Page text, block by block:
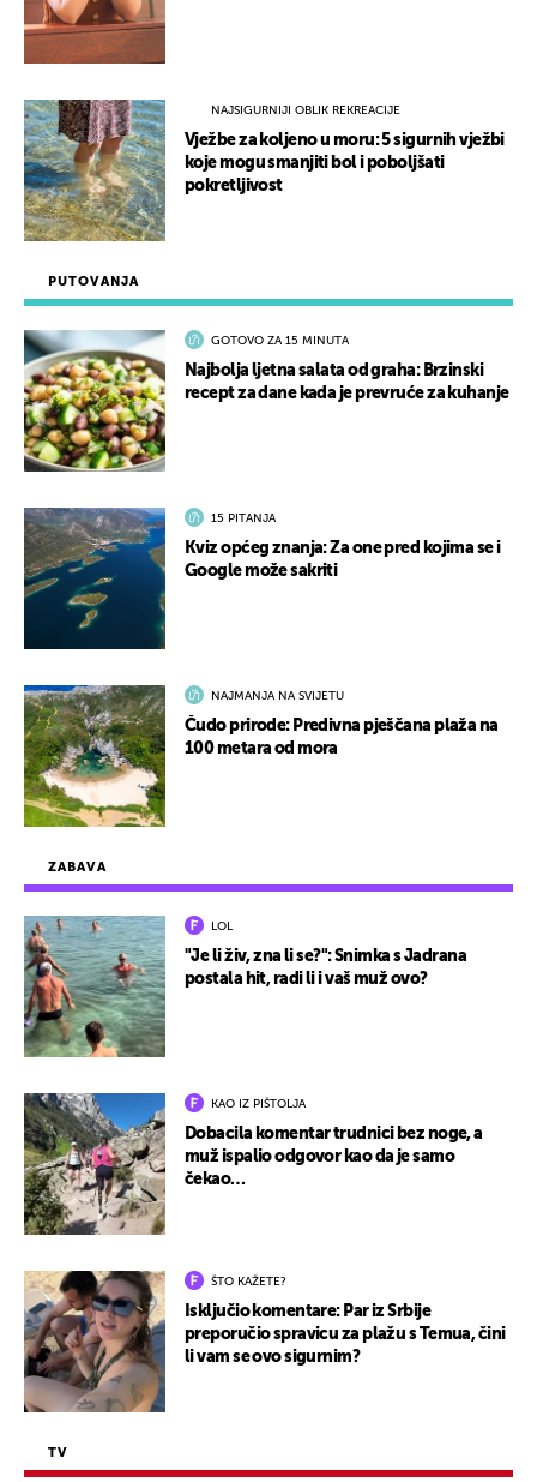
ZABAVA
LOL
"Je li živ, zna li se?": Snimka s Jadrana
postala hit, radi li i vaš muž ovo?
KAO IZ PIŠTOLJA
Dobacila komentar trudnici bez noge, a
muž ispalio odgovor kao da je samo
čekao…
ŠTO KAŽETE?
Isključio komentare: Par iz Srbije
preporučio spravicu za plažu s Temua, čini
li vam se ovo sigurnim?
TV
PUTOVANJA
GOTOVO ZA 15 MINUTA
Najbolja ljetna salata od graha: Brzinski
recept za dane kada je prevruće za kuhanje
15 PITANJA
Kviz općeg znanja: Za one pred kojima se i
Google može sakriti
NAJMANJA NA SVIJETU
Čudo prirode: Predivna pješčana plaža na
100 metara od mora
NAJSIGURNIJI OBLIK REKREACIJE
Vježbe za koljeno u moru: 5 sigurnih vježbi
koje mogu smanjiti bol i poboljšati
pokretljivost